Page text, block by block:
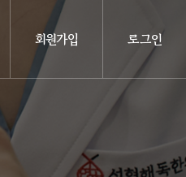
회원가입 로그인